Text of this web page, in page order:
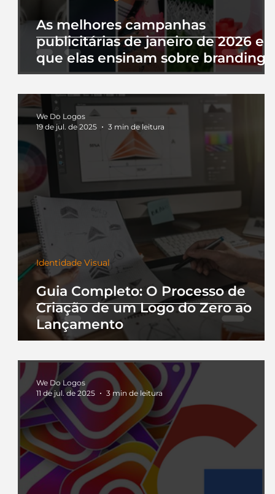
As melhores campanhas
publicitárias de janeiro de 2026 e
que elas ensinam sobre branding
Guia Completo: O Processo de
Criação de um Logo do Zero ao
Lançamento
Identidade Visual
We Do Logos
19 de jul. de 2025
3 min de leitura
We Do Logos
11 de jul. de 2025
3 min de leitura